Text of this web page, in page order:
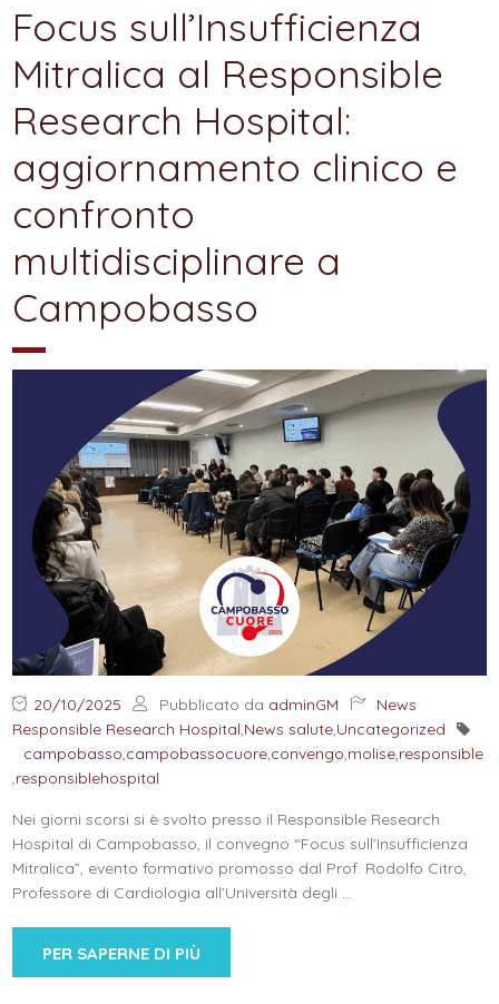
Focus sull’Insufficienza
Mitralica al Responsible
Research Hospital:
aggiornamento clinico e
confronto
multidisciplinare a
Campobasso
20/10/2025 Pubblicato da adminGM
News
Responsible Research Hospital,News salute,Uncategorized
campobasso,campobassocuore,convengo,molise,responsible
,responsiblehospital
Nei giorni scorsi si è svolto presso il Responsible Research
Hospital di Campobasso, il convegno “Focus sull’Insufficienza
Mitralica”, evento formativo promosso dal Prof. Rodolfo Citro,
Professore di Cardiologia all’Università degli …
PER SAPERNE DI PIÙ